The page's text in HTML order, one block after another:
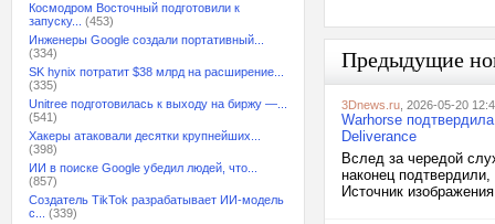
Космодром Восточный подготовили к
запуску...
(453)
Инженеры Google создали портативный...
(334)
SK hynix потратит $38 млрд на расширение...
(335)
Unitree подготовилась к выходу на биржу —...
(541)
Хакеры атаковали десятки крупнейших...
(398)
ИИ в поиске Google убедил людей, что...
(857)
Создатель TikTok разрабатывает ИИ-модель
с...
(339)
Предыдущие
3Dnews.ru , 2026-05-20
Warhorse
Deliverance
Вслед за чередой
наконец
Источник